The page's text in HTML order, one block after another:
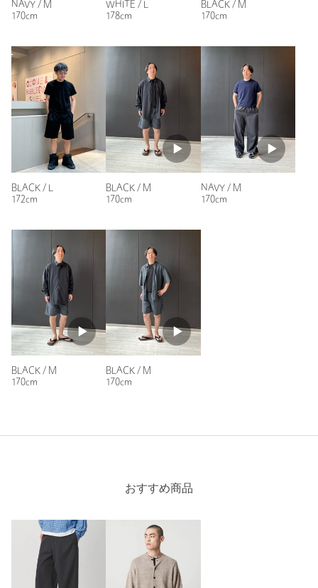
NAVY / M
170cm
WHITE / L
178cm
BLACK / M
170cm
BLACK / L
172cm
BLACK / M
170cm
NAVY / M
170cm
BLACK / M
170cm
BLACK / M
170cm
おすすめ商品